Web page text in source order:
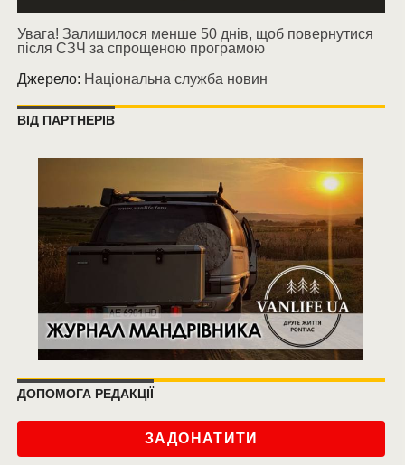
Увага! Залишилося менше 50 днів, щоб повернутися
після СЗЧ за спрощеною програмою
Джерело: Національна служба новин
ВІД ПАРТНЕРІВ
ДОПОМОГА РЕДАКЦІЇ
ЗАДОНАТИТИ